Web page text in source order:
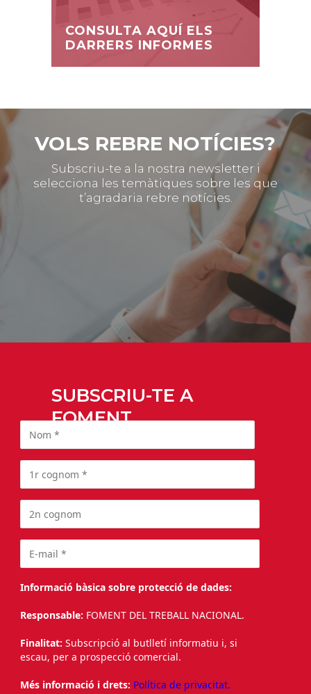
CONSULTA AQUÍ ELS
DARRERS INFORMES
VOLS REBRE NOTÍCIES?
Subscriu-te a la nostra newsletter i
selecciona les temàtiques sobre les que
t’agradaria rebre notícies.
SUBSCRIU-TE A
FOMENT
Informació bàsica sobre protecció de dades:
Responsable: FOMENT DEL TREBALL NACIONAL.
Finalitat: Subscripció al butlletí informatiu i, si
escau, per a prospecció comercial.
Més informació i drets: Política de privacitat.